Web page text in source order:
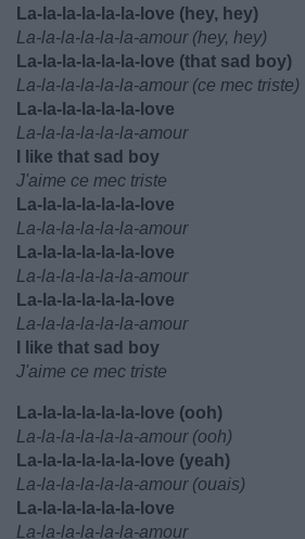
La-la-la-la-la-la-love (hey, hey)
La-la-la-la-la-la-amour (hey, hey)
La-la-la-la-la-la-love (that sad boy)
La-la-la-la-la-la-amour (ce mec triste)
La-la-la-la-la-la-love
La-la-la-la-la-la-amour
I like that sad boy
J'aime ce mec triste
La-la-la-la-la-la-love
La-la-la-la-la-la-amour
La-la-la-la-la-la-love
La-la-la-la-la-la-amour
La-la-la-la-la-la-love
La-la-la-la-la-la-amour
I like that sad boy
J'aime ce mec triste
La-la-la-la-la-la-love (ooh)
La-la-la-la-la-la-amour (ooh)
La-la-la-la-la-la-love (yeah)
La-la-la-la-la-la-amour (ouais)
La-la-la-la-la-la-love
La-la-la-la-la-la-amour